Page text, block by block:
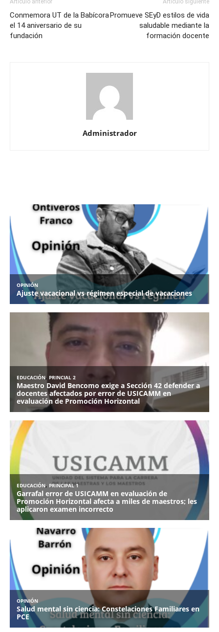
Artículo anterior
Conmemora UT de la Babícora
el 14 aniversario de su
fundación
Artículo siguiente
Promueve SEyD estilos de vida
saludable mediante la
formación docente
Administrador